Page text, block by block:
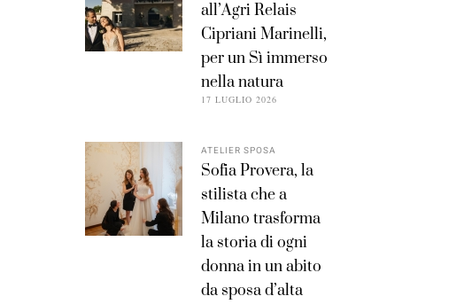
all’Agri Relais
Cipriani Marinelli,
per un Sì immerso
nella natura
17 LUGLIO 2026
ATELIER SPOSA
Sofia Provera, la
stilista che a
Milano trasforma
la storia di ogni
donna in un abito
da sposa d’alta